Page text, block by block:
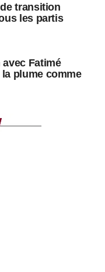
transition
les partis
avec Fatimé
plume comme